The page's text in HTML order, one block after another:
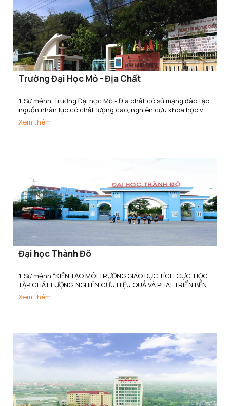
Trường Đại Học Mỏ - Địa Chất
1. Sứ mệnh Trường Đại học Mỏ - Địa chất có sứ mạng đào tạo
nguồn nhân lực có chất lượng cao, nghiên cứu khoa học và
chuyển giao công nghệ đáp ứng nhu cầu xã hội và hội nhập
quốc tế trong các lĩnh vực khoa học Trái đất,...
Xem thêm
Đại học Thành Đô
1. Sứ mệnh “KIẾN TẠO MÔI TRƯỜNG GIÁO DỤC TÍCH CỰC, HỌC
TẬP CHẤT LƯỢNG, NGHIÊN CỨU HIỆU QUẢ VÀ PHÁT TRIỂN BỀN
VỮNG” (1) Trường Đại học Thành Đô kiến tạo cho người học
không gian tích hợp Học – Hành – Nghề - Nghiệp, gắn kết...
Xem thêm